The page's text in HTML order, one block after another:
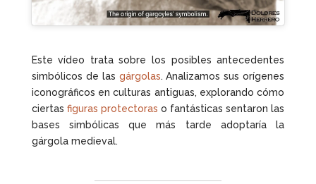
Este vídeo trata sobre los posibles antecedentes
simbólicos de las gárgolas. Analizamos sus orígenes
iconográficos en culturas antiguas, explorando cómo
ciertas figuras protectoras o fantásticas sentaron las
bases simbólicas que más tarde adoptaría la
gárgola medieval.